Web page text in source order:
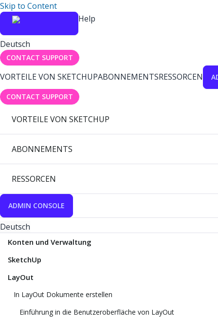
Skip to Content
Help
Deutsch
CONTACT SUPPORT
VORTEILE VON SKETCHUPABONNEMENTSRESSORCEN
CONTACT SUPPORT
VORTEILE VON SKETCHUP
ABONNEMENTS
RESSORCEN
ADMIN CONSOLE
Deutsch
Konten und Verwaltung
SketchUp
LayOut
In LayOut Dokumente erstellen
Einführung in die Benutzeroberfläche von LayOut